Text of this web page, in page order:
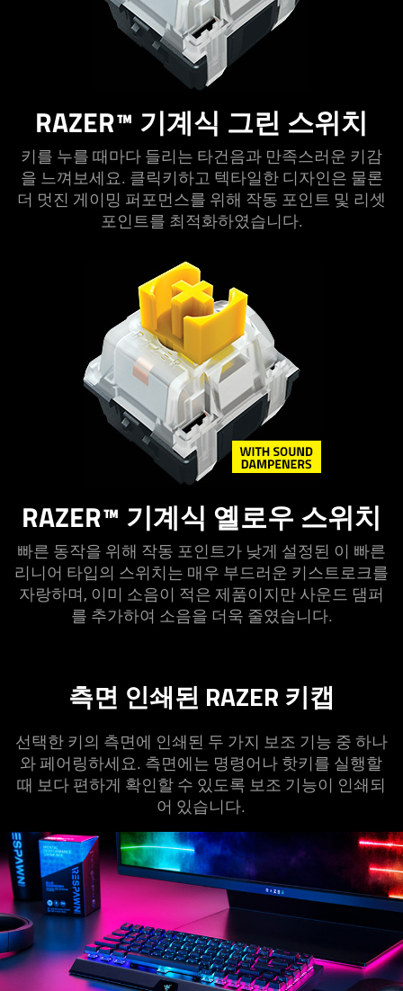
RAZER™ 기계식 그린 스위치
키를 누를 때마다 들리는 타건음과 만족스러운 키감
을 느껴보세요. 클릭키하고 텍타일한 디자인은 물론
더 멋진 게이밍 퍼포먼스를 위해 작동 포인트 및 리셋
포인트를 최적화하였습니다.
RAZER™ 기계식 옐로우 스위치
빠른 동작을 위해 작동 포인트가 낮게 설정된 이 빠른
리니어 타입의 스위치는 매우 부드러운 키스트로크를
자랑하며, 이미 소음이 적은 제품이지만 사운드 댐퍼
를 추가하여 소음을 더욱 줄였습니다.
측면 인쇄된 RAZER 키캡
선택한 키의 측면에 인쇄된 두 가지 보조 기능 중 하나
와 페어링하세요. 측면에는 명령어나 핫키를 실행할
때 보다 편하게 확인할 수 있도록 보조 기능이 인쇄되
어 있습니다.